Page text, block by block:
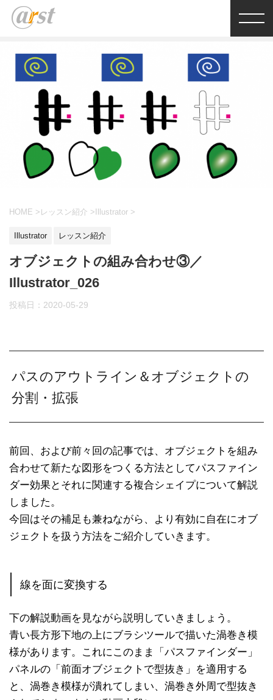
HOME > レッスン紹介 > Illustrator >
Illustrator レッスン紹介
オブジェクトの組み合わせ③／
Illustrator_026
投稿日： 2020-05-29
パスのアウトライン＆オブジェクトの
分割・拡張
前回、および前々回の記事では、オブジェクトを組み
合わせて新たな図形をつくる方法としてパスファイン
ダー効果とそれに関連する複合シェイプについて解説
しました。
今回はその補足も兼ねながら、より有効に自在にオブ
ジェクトを扱う方法をご紹介していきます。
線を面に変換する
下の解説動画を見ながら説明していきましょう。
青い長方形下地の上にブラシツールで描いた渦巻き模
様があります。これにこのまま「パスファインダー」
パネルの「前面オブジェクトで型抜き」を適用する
と、渦巻き模様が潰れてしまい、渦巻き外周で型抜き